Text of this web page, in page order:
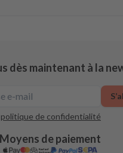
dès maintenant à la
politique de confidentialité
Moyens de paiement